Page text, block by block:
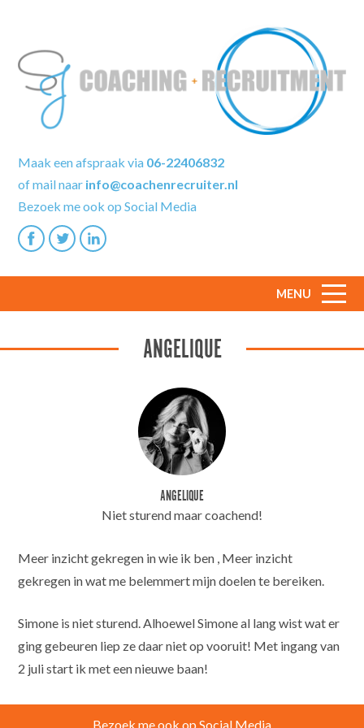
Maak een afspraak via 06-22406832
of mail naar info@coachenrecruiter.nl
Bezoek me ook op Social Media
MENU
ANGELIQUE
ANGELIQUE
Niet sturend maar coachend!
Meer inzicht gekregen in wie ik ben , Meer inzicht
gekregen in wat me belemmert mijn doelen te bereiken.
Simone is niet sturend. Alhoewel Simone al lang wist wat er
ging gebeuren liep ze daar niet op vooruit! Met ingang van
2 juli start ik met een nieuwe baan!
Bezoek me ook op Social Media